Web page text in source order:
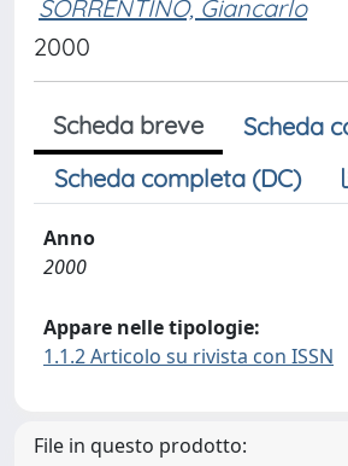
SORRENTINO, Giancarlo
2000
Scheda breve
Scheda
Scheda completa (DC)
Anno
2000
Appare nelle tipologie:
1.1.2 Articolo su rivista con ISSN
File in questo prodotto: